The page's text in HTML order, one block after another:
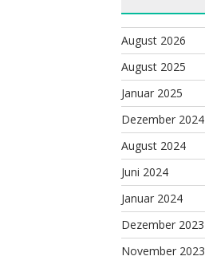
August 2026
August 2025
Januar 2025
Dezember 2024
August 2024
Juni 2024
Januar 2024
Dezember 2023
November 2023